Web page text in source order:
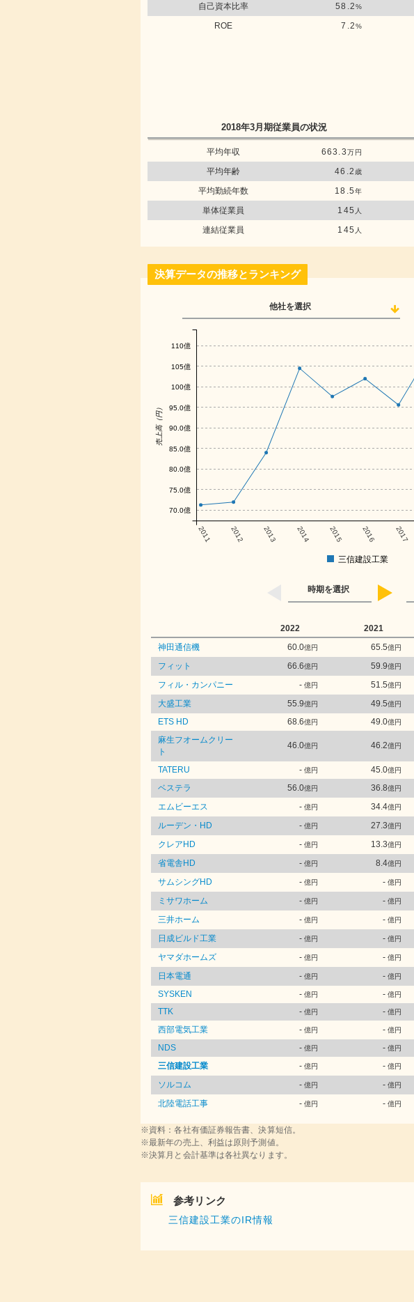
自己資本比率 58.2%
ROE 7.2%
2018年3月期従業員の状況
平均年収 663.3万円
平均年齢 46.2 歳
平均勤続年数 18.5年
単体従業員 145 人
連結従業員 145 人
決算データの推移とランキング
他社を選択
2011 2012 2013 2014 2015 2016 2017
売上高（円）
70.0億
75.0億
80.0億
85.0億
90.0億
95.0億
100億
105億
110億
三信建設工業
時期を選択
2022 2021
神田通信機
60.0億円 65.5億円
フィット 66.6億円 59.9億円
フィル・カンパニー - 億円 51.5億円
大盛工業 55.9億円 49.5億円
ETS HD 68.6億円 49.0億円
麻生フオームクリー
ト
46.0億円 46.2億円
TATERU - 億円 45.0億円
ベステラ 56.0億円 36.8億円
エムビーエス - 億円 34.4億円
ルーデン・HD - 億円 27.3億円
クレアHD - 億円 13.3億円
省電舎HD - 億円 8.4億円
サムシングHD - 億円 - 億円
ミサワホーム - 億円 - 億円
三井ホーム - 億円 - 億円
日成ビルド工業 - 億円 - 億円
ヤマダホームズ - 億円 - 億円
日本電通 - 億円 - 億円
SYSKEN - 億円 - 億円
TTK - 億円 - 億円
西部電気工業 - 億円 - 億円
NDS - 億円 - 億円
三信建設工業 - 億円 - 億円
ソルコム - 億円 - 億円
北陸電話工事 - 億円 - 億円
※資料：各社有価証券報告書、決算短信。
※最新年の売上、利益は原則予測値。
※決算月と会計基準は各社異なります。
参考リンク
三信建設工業のIR情報